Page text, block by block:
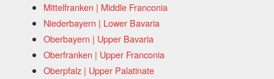
Mittelfranken | Middle Franconia
Niederbayern | Lower Bavaria
Oberbayern | Upper Bavaria
Oberfranken | Upper Franconia
Oberpfalz | Upper Palatinate